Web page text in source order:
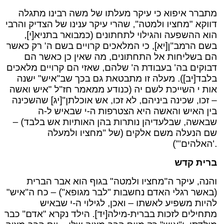
מתברר איפוא כי עיקר מעלתו של משה רבינו מתגלה
דווקא "מחציו ולמטה", שהרי עיקר ענינו של הצדיק והרבי
הוא ההשפעה והגילוי לתחתונים (כמבואר בתניא[י],
בשם הרמב"ן[יא], כי המלאכים קרויים בשם ה' רק כאשר
הם בשליחות אל התחתונים, מה שאין כן כאשר הם
דבוקים בה' בעבודת ה' שלהם, שאזי הם קרויים מלאכים
בלבד[יב]). מעלה זו מתבטאת גם בכך שב"איש" ישנה
אות י השייכת לשם יה (כנודע ממאמר חז"ל "איש ואשה
– זכו, שכינה ביניהם, לא זכו, אש אוכלתן"[יג] שהשכינה
בין האיש והאשה היא הצטרפות ה-י שבאיש ל-ה
שבאשה, שבלעדיהן נותרות בהן האותיות אש בלבד) –
שם הנעלה משם אלקים (של "מחציו ולמעלה
'האלהים'").
ברית קדש
והנה, עיקר ה"מחציו ולמטה" בגוף הוא אבר הברית
(באשר רגלי האדם נחשבות "לבר מגופא") – כח ה"איש"
להיות משפיע לאשתו – ואכן, לגילוי ה-י שבאיש
מתחילים לזכות בברית-מילה[יד]. הילד נקרא "אדם" כבר